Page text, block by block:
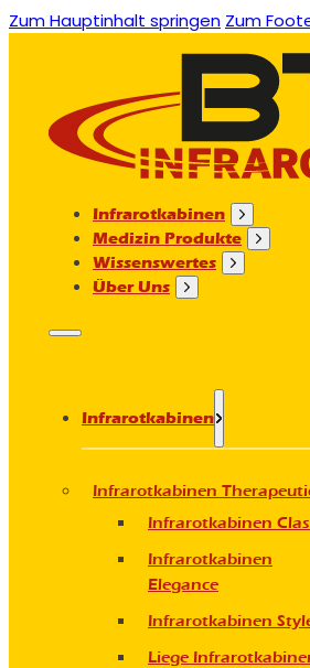
Zum Hauptinhalt springen Zum
Infrarotkabinen
Medizin Produkte
Wissenswertes
Über Uns
Infrarotkabinen
Infrarotkabinen
Infrarotkabinen
Infrarotkabinen
Elegance
Infrarotkabinen
Liege